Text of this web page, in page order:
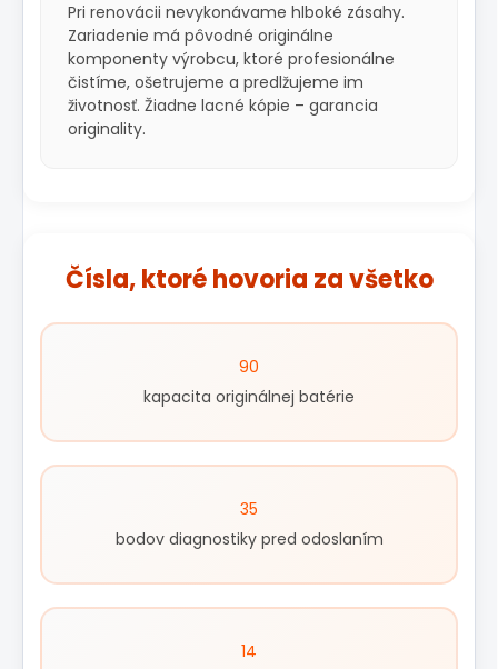
Pri renovácii nevykonávame hlboké zásahy.
Zariadenie má pôvodné originálne
komponenty výrobcu, ktoré profesionálne
čistíme, ošetrujeme a predlžujeme im
životnosť. Žiadne lacné kópie – garancia
originality.
Čísla, ktoré hovoria za všetko
90
kapacita originálnej batérie
35
bodov diagnostiky pred odoslaním
14